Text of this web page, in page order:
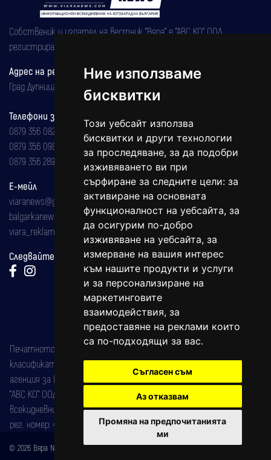
Ние използваме
бисквитки
Този уебсайт използва
бисквитки и други технологии
за проследяване, за да подобри
изживяването ви при
сърфиране за следните цели: за
активиране на основната
функционалност на уебсайта, за
да осигурим по-добро
изживяване на уебсайта, за
измерване на вашия интерес
към нашите продукти и услуги
и за персонализиране на
маркетинговите
взаимодействия, за
предоставяне на реклами които
са по-подходящи за вас.
Съгласен съм
Аз отказвам
Промяна на предпочитанията
ми
Собственик и издател на вестник "Вяра" е "АВС КО" ООД,
регистрирана на 08.05.2002 година.
Адрес на редакцията
Град Дупница, ул.''Христо Ботев" 43
Телефони за реклама и абонаменти
0879 356 082
0879 356 098
0879 356 289
Е-мейл
viaranews@gmail.com
balgarkanews@gmail.com
viara_reklama@mail.bg
Следвайте ни:
Печатното издание на вестника е регистрирано в националния
класификатор на печатните издания (Българска национална
агенция за ISSN) под номер: ISSN 1312-4722.
"АВС КО" ООД е притежател на марката: Вяра информационен
всекидневник на югозападна България, със свидетелство за марка
рег. номер: 47857/11.05.2004 година.
© 2026 Вяра News Всички права запазени!